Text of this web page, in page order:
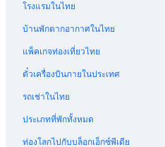
โรงแรมในไทย
บ้านพักตากอากาศในไทย
แพ็คเกจท่องเที่ยวไทย
ตั๋วเครื่องบินภายในประเทศ
รถเช่าในไทย
ประเภทที่พักทั้งหมด
ท่องโลกไปกับบล็อกเอ็กซ์พีเดีย